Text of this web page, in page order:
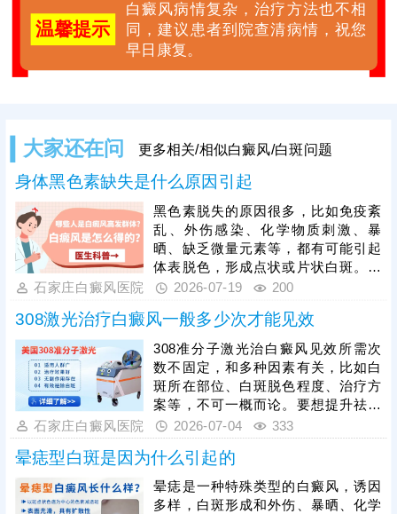
温馨提示
白癜风病情复杂，治疗方法也不相
同，建议患者到院查清病情，祝您
早日康复。
大家还在问 更多相关/相似白癜风/白斑问题
身体黑色素缺失是什么原因引起
黑色素脱失的原因很多，比如免疫紊
乱、外伤感染、化学物质刺激、暴
晒、缺乏微量元素等，都有可能引起
体表脱色，形成点状或片状白斑。白
癜风就是这样的皮肤病，白斑初期面
散，因此一旦确诊为白癜风，还需进
行规范治疗，趁早就医，早治早好。
另外，从自身做起，养成健康生活习
惯，增强体质和免疫，避免不良因素
刺激，由内而外令肤色还原。
石家庄白癜风医院 2026-07-19 200
308激光治疗白癜风一般多少次才能见效
308准分子激光治白癜风见效所需次
数不固定，和多种因素有关，比如白
斑所在部位、白斑脱色程度、治疗方
案等，不可一概而论。要想提升祛白
速度，可以趁着发病早期前往医院就
诊，遵医嘱照光，确定合适的照光剂
量、频率、疗程，按部就班治疗，使
白斑早日着色。
石家庄白癜风医院 2026-07-04 333
晕痣型白斑是因为什么引起的
晕痣是一种特殊类型的白癜风，诱因
多样，白斑形成和外伤、暴晒、化学